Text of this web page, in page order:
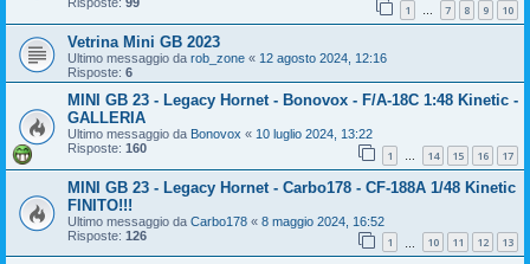
1 … 7 8 9 10
Vetrina Mini GB 2023
Ultimo messaggio da rob_zone « 12 agosto 2024, 12:16
Risposte: 6
MINI GB 23 - Legacy Hornet - Bonovox - F/A-18C 1:48 Kinetic -
GALLERIA
Ultimo messaggio da Bonovox « 10 luglio 2024, 13:22
Risposte: 160 1 … 14 15 16 17
MINI GB 23 - Legacy Hornet - Carbo178 - CF-188A 1/48 Kinetic
FINITO!!!
Ultimo messaggio da Carbo178 « 8 maggio 2024, 16:52
Risposte: 126 1 10 11 12 13